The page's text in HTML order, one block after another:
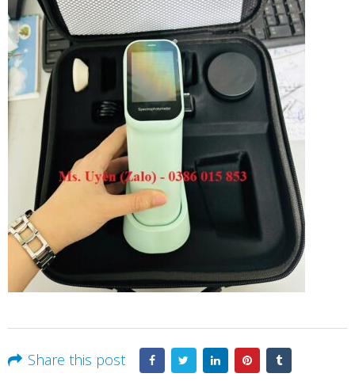
Share this post